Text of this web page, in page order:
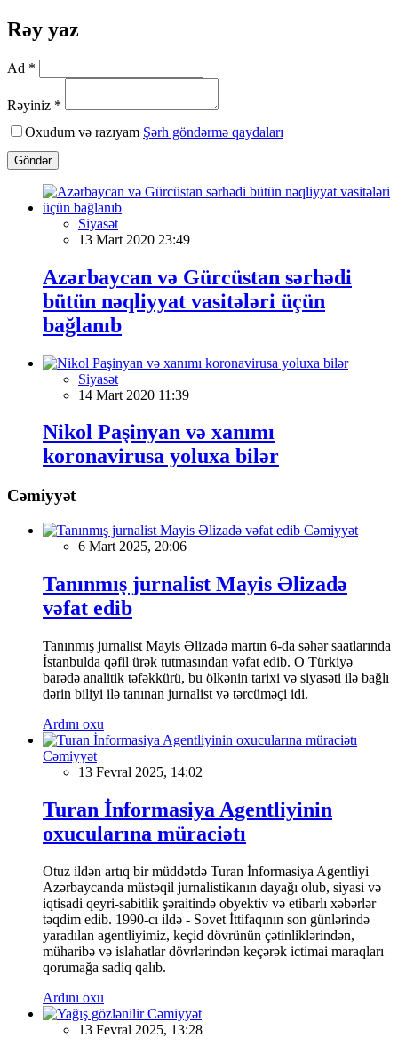
Rəy yaz
Ad *
Rəyiniz *
Oxudum və razıyam Şərh göndərmə qaydaları
Göndər
Siyasət
13 Mart 2020 23:49
Azərbaycan və Gürcüstan sərhədi
bütün nəqliyyat vasitələri üçün
bağlanıb
Siyasət
14 Mart 2020 11:39
Nikol Paşinyan və xanımı
koronavirusa yoluxa bilər
Cəmiyyət
Cəmiyyət
6 Mart 2025, 20:06
Tanınmış jurnalist Mayis Əlizadə
vəfat edib
Tanınmış jurnalist Mayis Əlizadə martın 6-da səhər saatlarında
İstanbulda qəfil ürək tutmasından vəfat edib. O Türkiyə
barədə analitik təfəkkürü, bu ölkənin tarixi və siyasəti ilə bağlı
dərin biliyi ilə tanınan jurnalist və tərcüməçi idi.
Ardını oxu
Cəmiyyət
13 Fevral 2025, 14:02
Turan İnformasiya Agentliyinin
oxucularına müraciətı
Otuz ildən artıq bir müddətdə Turan İnformasiya Agentliyi
Azərbaycanda müstəqil jurnalistikanın dayağı olub, siyasi və
iqtisadi qeyri-sabitlik şəraitində obyektiv və etibarlı xəbərlər
təqdim edib. 1990-cı ildə - Sovet İttifaqının son günlərində
yaradılan agentliyimiz, keçid dövrünün çətinliklərindən,
müharibə və islahatlar dövrlərindən keçərək ictimai maraqları
qorumağa sadiq qalıb.
Ardını oxu
Cəmiyyət
13 Fevral 2025, 13:28